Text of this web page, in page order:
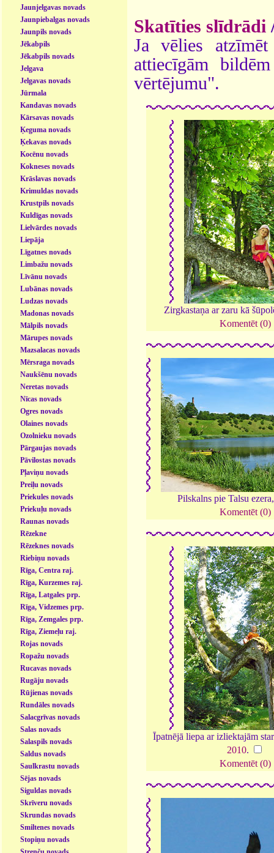
Jaunjelgavas novads
Jaunpiebalgas novads
Jaunpils novads
Jēkabpils
Jēkabpils novads
Jelgava
Jelgavas novads
Jūrmala
Kandavas novads
Kārsavas novads
Ķeguma novads
Ķekavas novads
Kocēnu novads
Kokneses novads
Krāslavas novads
Krimuldas novads
Krustpils novads
Kuldīgas novads
Lielvārdes novads
Liepāja
Līgatnes novads
Limbažu novads
Līvānu novads
Lubānas novads
Ludzas novads
Madonas novads
Mālpils novads
Mārupes novads
Mazsalacas novads
Mērsraga novads
Naukšēnu novads
Neretas novads
Nīcas novads
Ogres novads
Olaines novads
Ozolnieku novads
Pārgaujas novads
Pāvilostas novads
Pļaviņu novads
Preiļu novads
Priekules novads
Priekuļu novads
Raunas novads
Rēzekne
Rēzeknes novads
Riebiņu novads
Rīga, Centra raj.
Rīga, Kurzemes raj.
Rīga, Latgales prp.
Rīga, Vidzemes prp.
Rīga, Zemgales prp.
Rīga, Ziemeļu raj.
Rojas novads
Ropažu novads
Rucavas novads
Rugāju novads
Rūjienas novads
Rundāles novads
Salacgrīvas novads
Salas novads
Salaspils novads
Saldus novads
Saulkrastu novads
Sējas novads
Siguldas novads
Skrīveru novads
Skrundas novads
Smiltenes novads
Stopiņu novads
Skatīties slīdrādi
Ja vēlies
attiecīgām
vērtējumu".
Zirgkastaņa ar zaru kā
Komentēt (0)
Pilskalns pie Talsu
Komentēt (0)
Īpatnējā liepa ar izliektajām
2010.
Komentēt (0)